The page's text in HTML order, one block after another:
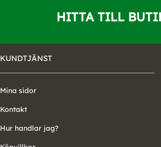
HITTA TILL
KUNDTJÄNST
Mina sidor
Kontakt
Hur handlar jag?